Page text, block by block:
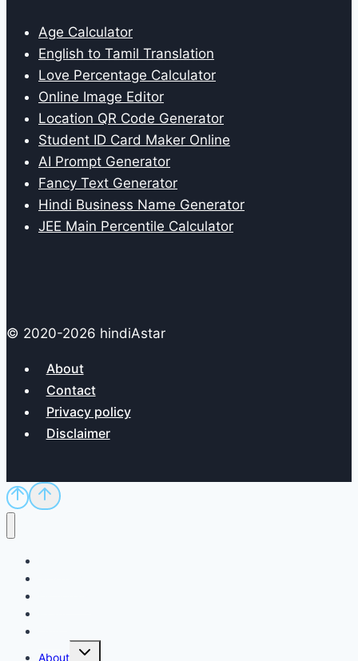
Age Calculator
English to Tamil Translation
Love Percentage Calculator
Online Image Editor
Location QR Code Generator
Student ID Card Maker Online
AI Prompt Generator
Fancy Text Generator
Hindi Business Name Generator
JEE Main Percentile Calculator
© 2020-2026 hindiAstar
About
Contact
Privacy policy
Disclaimer
About
Toggle